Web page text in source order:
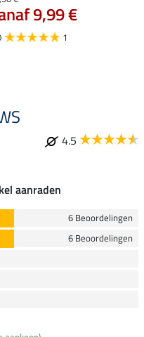
9,99 €
1
4.5
aanraden
6 Beoordelingen
6 Beoordelingen